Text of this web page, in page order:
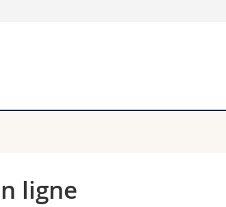
et sociales et management
humaines
ligne